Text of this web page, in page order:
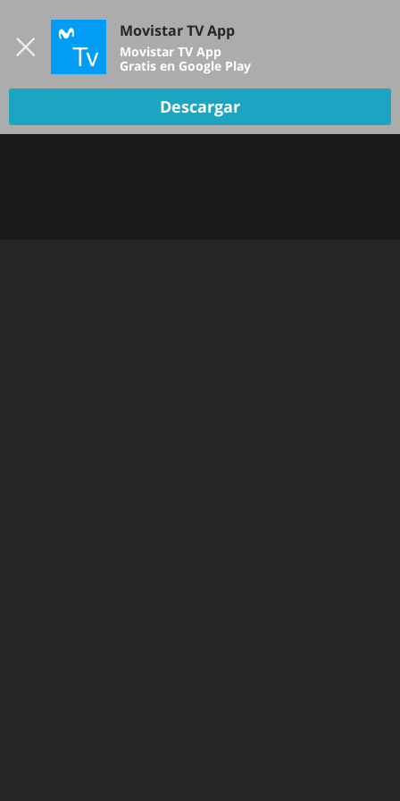
TV EN VIVO
Movistar TV App
Movistar TV App
Gratis en Google Play
Descargar